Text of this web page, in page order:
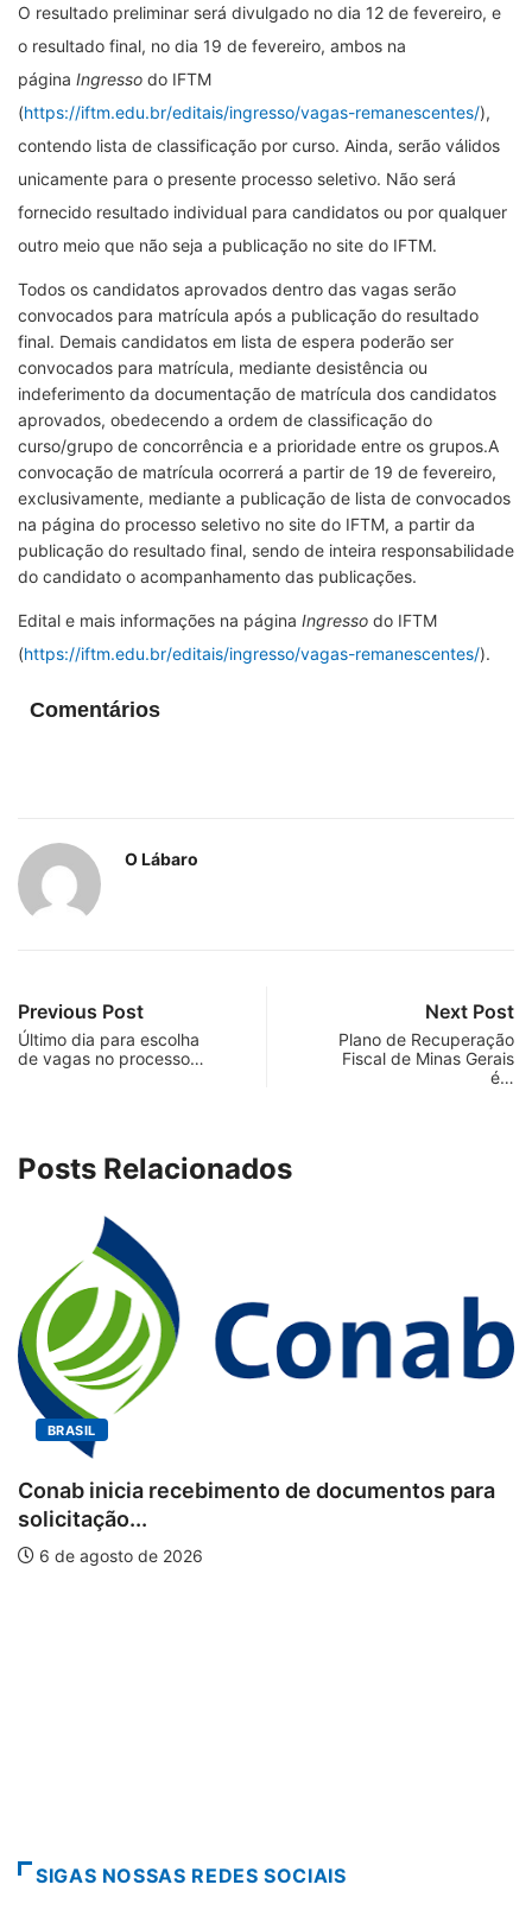
O resultado preliminar será divulgado no dia 12 de fevereiro, e
o resultado final, no dia 19 de fevereiro, ambos na
página Ingresso do IFTM
(https://iftm.edu.br/editais/ingresso/vagas-remanescentes/),
contendo lista de classificação por curso. Ainda, serão válidos
unicamente para o presente processo seletivo. Não será
fornecido resultado individual para candidatos ou por qualquer
outro meio que não seja a publicação no site do IFTM.
Todos os candidatos aprovados dentro das vagas serão
convocados para matrícula após a publicação do resultado
final. Demais candidatos em lista de espera poderão ser
convocados para matrícula, mediante desistência ou
indeferimento da documentação de matrícula dos candidatos
aprovados, obedecendo a ordem de classificação do
curso/grupo de concorrência e a prioridade entre os grupos.A
convocação de matrícula ocorrerá a partir de 19 de fevereiro,
exclusivamente, mediante a publicação de lista de convocados
na página do processo seletivo no site do IFTM, a partir da
publicação do resultado final, sendo de inteira responsabilidade
do candidato o acompanhamento das publicações.
Edital e mais informações na página Ingresso do IFTM
(https://iftm.edu.br/editais/ingresso/vagas-remanescentes/).
Comentários
O Lábaro
Previous Post
Último dia para escolha
de vagas no processo…
Next Post
Plano de Recuperação
Fiscal de Minas Gerais
é…
Posts Relacionados
para BRASIL
Workshop internacional debate
SIGAS NOSSAS REDES SOCIAIS